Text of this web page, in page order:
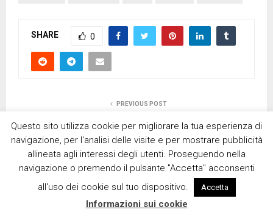
SHARE 0
PREVIOUS POST
La Basilica di Sant’Apollinare in Classe (Ravenna)
NEXT POST
Alla scoperta della provincia di Nuoro
Questo sito utilizza cookie per migliorare la tua esperienza di
navigazione, per l'analisi delle visite e per mostrare pubblicità
allineata agli interessi degli utenti. Proseguendo nella
navigazione o premendo il pulsante "Accetta" acconsenti
all'uso dei cookie sul tuo dispositivo.
Accetta
Informazioni sui cookie